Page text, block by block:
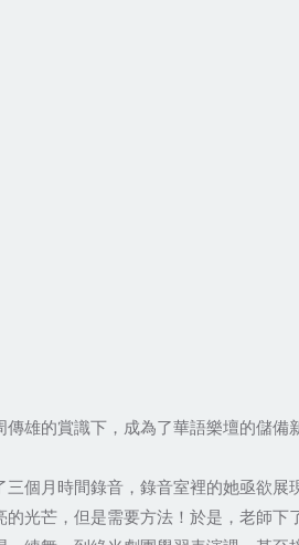
雄的賞識下，成為了華語樂壇的儲備
個月時間錄音，錄音室裡的她亟欲
光芒，但是需要方法！於是，老師